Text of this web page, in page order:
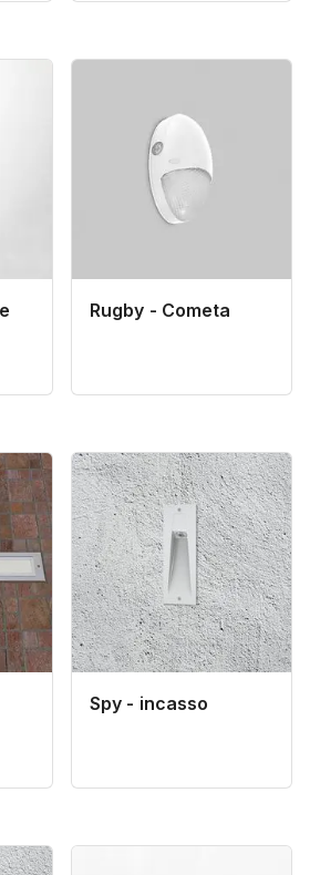
Rugby - Cometa
Spy - incasso